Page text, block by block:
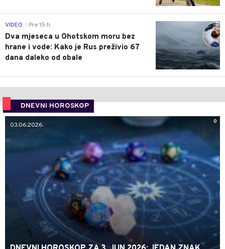
0
VIDEO Pre 15 h
Dva mjeseca u Ohotskom moru bez
hrane i vode: Kako je Rus preživio 67
dana daleko od obale
DNEVNI HOROSKOP
0
03.06.2026.